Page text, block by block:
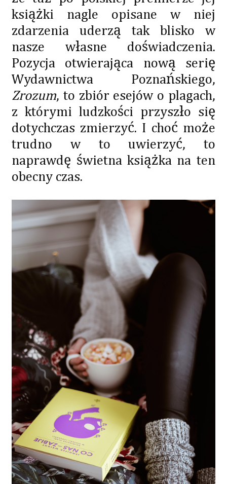
książki nagle opisane w niej
zdarzenia uderzą tak blisko w
nasze własne doświadczenia.
Pozycja otwierająca nową serię
Wydawnictwa Poznańskiego,
Zrozum, to zbiór esejów o plagach,
z którymi ludzkości przyszło się
dotychczas zmierzyć. I choć może
trudno w to uwierzyć, to
naprawdę świetna książka na ten
obecny czas.